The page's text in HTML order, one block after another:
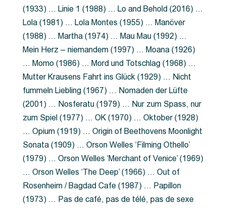
(1933) … Linie 1 (1988) … Lo and Behold (2016) …
Lola (1981) … Lola Montes (1955) … Manöver
(1988) … Martha (1974) … Mau Mau (1992) …
Mein Herz – niemandem (1997) … Moana (1926)
… Momo (1986) … Mord und Totschlag (1968) …
Mutter Krausens Fahrt ins Glück (1929) … Nicht
fummeln Liebling (1967) … Nomaden der Lüfte
(2001) … Nosferatu (1979) … Nur zum Spass, nur
zum Spiel (1977) … OK (1970) … Oktober (1928)
… Opium (1919) … Origin of Beethovens Moonlight
Sonata (1909) … Orson Welles ‘Filming Othello’
(1979) … Orson Welles ‘Merchant of Venice’ (1969)
… Orson Welles ‘The Deep’ (1966) … Out of
Rosenheim / Bagdad Cafe (1987) … Papillon
(1973) … Pas de café, pas de télé, pas de sexe